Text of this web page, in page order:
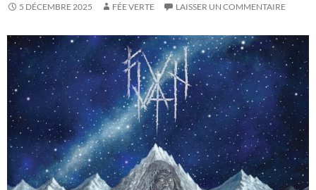
5 DÉCEMBRE 2025 FÉE VERTE LAISSER UN COMMENTAIRE